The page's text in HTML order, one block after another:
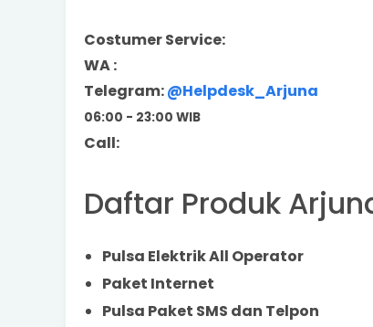
Costumer Service:
WA :
Telegram:@Helpdesk_Arjuna
06:00 - 23:00 WIB
Call:
Daftar Produk
Pulsa Elektrik All Operator
Paket Internet
Pulsa Paket SMS dan Telpon